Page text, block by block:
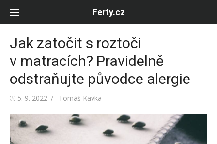
Ferty.cz
Jak zatočit s roztoči
v matracích? Pravidelně
odstraňujte původce alergie
Posted
5. 9. 2022 Author
Tomáš Kavka